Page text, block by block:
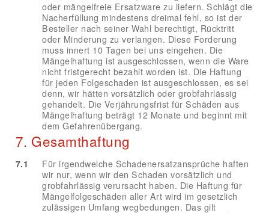
oder mängelfreie Ersatzware zu liefern. Schlägt die
Nacherfüllung mindestens dreimal fehl, so ist der
Besteller nach seiner Wahl berechtigt, Rücktritt
oder Minderung zu verlangen. Diese Forderung
muss innert 10 Tagen bei uns eingehen. Die
Mängelhaftung ist ausgeschlossen, wenn die Ware
nicht fristgerecht bezahlt worden ist. Die Haftung
für jeden Folgeschaden ist ausgeschlossen, es sei
denn, wir hätten vorsätzlich oder grobfahrlässig
gehandelt. Die Verjährungsfrist für Schäden aus
Mängelhaftung beträgt 12 Monate und beginnt mit
dem Gefahrenübergang.
7. Gesamthaftung
7.1
Für irgendwelche Schadenersatzansprüche haften
wir nur, wenn wir den Schaden vorsätzlich und
grobfahrlässig verursacht haben. Die Haftung für
Mängelfolgeschäden aller Art wird im gesetzlich
zulässigen Umfang wegbedungen. Das gilt